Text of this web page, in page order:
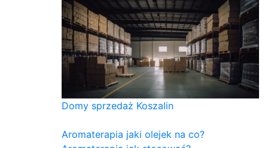
Domy sprzedaż Koszalin
Aromaterapia jaki olejek na co?